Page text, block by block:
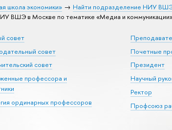
школа экономики» Найти подразделение НИУ
ВШЭ в Москве по тематике «Медиа и
совет
совет
совет
профессора и
ординарных профессоров
Почетные
Президент
Научный
Ректор
Профсоюз